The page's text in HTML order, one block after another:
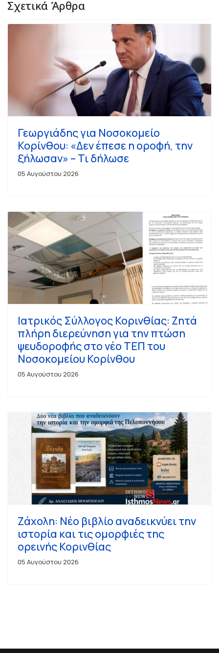
Σχετικά Άρθρα
Γεωργιάδης για Νοσοκομείο
Κορίνθου: «Δεν έπεσε η οροφή, την
ξήλωσαν» – Τι δήλωσε
05 Αυγούστου 2026
Ιατρικός Σύλλογος Κορινθίας: Ζητά
πλήρη διερεύνηση για την πτώση
ψευδοροφής στο νέο ΤΕΠ του
Νοσοκομείου Κορίνθου
05 Αυγούστου 2026
Ζάχολη: Νέο βιβλίο αναδεικνύει την
ιστορία και τις ομορφιές της
ορεινής Κορινθίας
05 Αυγούστου 2026